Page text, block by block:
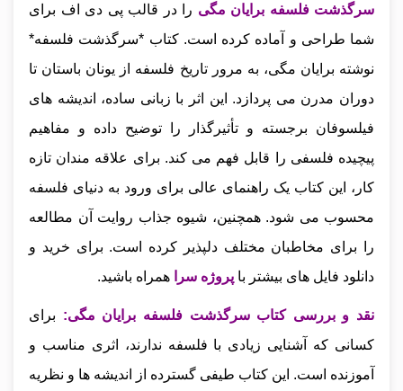
سرگذشت فلسفه برایان مگی را در قالب پی دی اف برای
شما طراحی و آماده کرده است. کتاب *سرگذشت فلسفه*
نوشته برایان مگی، به مرور تاریخ فلسفه از یونان باستان تا
دوران مدرن می‌ پردازد. این اثر با زبانی ساده، اندیشه‌ های
فیلسوفان برجسته و تأثیرگذار را توضیح داده و مفاهیم
پیچیده فلسفی را قابل‌ فهم می‌ کند. برای علاقه‌ مندان تازه‌
کار، این کتاب یک راهنمای عالی برای ورود به دنیای فلسفه
محسوب می‌ شود. همچنین، شیوه جذاب روایت آن مطالعه
را برای مخاطبان مختلف دلپذیر کرده است. برای خرید و
دانلود فایل های بیشتر با پروژه سرا همراه باشید.
نقد و بررسی کتاب سرگذشت فلسفه برایان مگی: برای
کسانی که آشنایی زیادی با فلسفه ندارند، اثری مناسب و
آموزنده است. این کتاب طیفی گسترده از اندیشه‌ ها و نظریه‌